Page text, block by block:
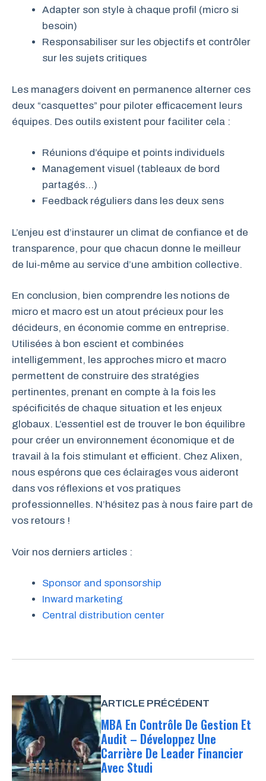
Adapter son style à chaque profil (micro si
besoin)
Responsabiliser sur les objectifs et contrôler
sur les sujets critiques
Les managers doivent en permanence alterner ces
deux “casquettes” pour piloter efficacement leurs
équipes. Des outils existent pour faciliter cela :
Réunions d’équipe et points individuels
Management visuel (tableaux de bord
partagés…)
Feedback réguliers dans les deux sens
L’enjeu est d’instaurer un climat de confiance et de
transparence, pour que chacun donne le meilleur
de lui-même au service d’une ambition collective.
En conclusion, bien comprendre les notions de
micro et macro est un atout précieux pour les
décideurs, en économie comme en entreprise.
Utilisées à bon escient et combinées
intelligemment, les approches micro et macro
permettent de construire des stratégies
pertinentes, prenant en compte à la fois les
spécificités de chaque situation et les enjeux
globaux. L’essentiel est de trouver le bon équilibre
pour créer un environnement économique et de
travail à la fois stimulant et efficient. Chez Alixen,
nous espérons que ces éclairages vous aideront
dans vos réflexions et vos pratiques
professionnelles. N’hésitez pas à nous faire part de
vos retours !
Voir nos derniers articles :
Sponsor and sponsorship
Inward marketing
Central distribution center
ARTICLE PRÉCÉDENT
MBA En Contrôle De Gestion Et
Audit – Développez Une
Carrière De Leader Financier
Avec Studi